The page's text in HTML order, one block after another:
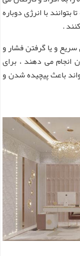
با انرژی دوباره
.
و یا گرفتن فشار و
انجام می دهند ، برای
باعث پیچیده شدن و